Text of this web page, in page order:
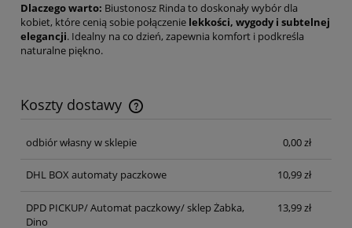
Dlaczego warto: Biustonosz Rinda to doskonały wybór dla
kobiet, które cenią sobie połączenie lekkości, wygody i subtelnej
elegancji. Idealny na co dzień, zapewnia komfort i podkreśla
naturalne piękno.
Koszty dostawy
Cena nie zawiera ewentualnych kosztów płatności
odbiór własny w sklepie
0,00 zł
DHL BOX automaty paczkowe 10,99 zł
DPD PICKUP/ Automat paczkowy/ sklep Żabka,
Dino
13,99 zł